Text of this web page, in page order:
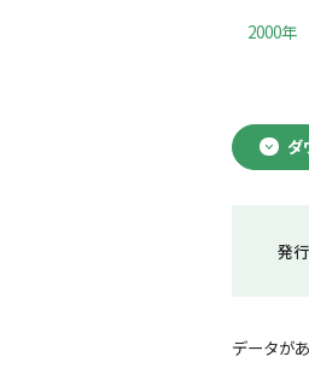
2000年
ダ
発
データが